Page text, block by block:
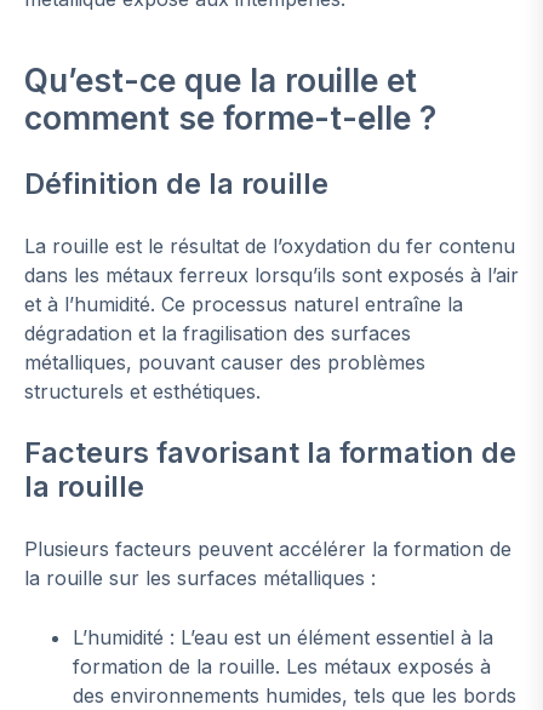
Qu’est-ce que la rouille et
comment se forme-t-elle ?
Définition de la rouille
La rouille est le résultat de l’oxydation du fer contenu
dans les métaux ferreux lorsqu’ils sont exposés à l’air
et à l’humidité. Ce processus naturel entraîne la
dégradation et la fragilisation des surfaces
métalliques, pouvant causer des problèmes
structurels et esthétiques.
Facteurs favorisant la formation de
la rouille
Plusieurs facteurs peuvent accélérer la formation de
la rouille sur les surfaces métalliques :
L’humidité : L’eau est un élément essentiel à la
formation de la rouille. Les métaux exposés à
des environnements humides, tels que les bords